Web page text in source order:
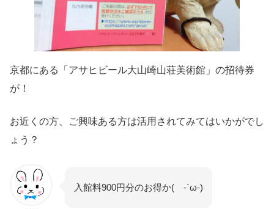
京都にある「アサヒビール大山崎山荘美術館」の招待券
が！
お近くの方、ご興味ある方は活用されてみてはいかがでし
ょう？
入館料900円分のお得か( -`ω-)